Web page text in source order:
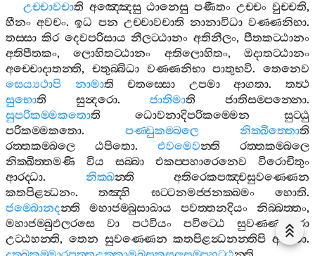
උච‍්චාවචාති අඤ‍්ඤෙසු ඨානෙසු පණීතං උච‍්චං වුච‍්චති,
හීනං අවචං.ඉධ පන උච‍්චාවචාති නානාවිධා වණ‍්ණනිභා.
තස‍්සා කිර දෙවපරිසාය නීලට‍්ඨානං අතිනීලං,පීතකට‍්ඨානං
අතිපීතකං,ලොහිතට‍්ඨානං අතිලොහිතං,ඔදාතට‍්ඨානං
අච‍්චොදාතන‍්ති, චතුබ‍්බිධා වණ‍්ණනිභා පාතුභවි. තෙනෙව
සෙය්‍යථාපි
නාමාති චතස‍්සො උපමා ආගතා.තත්‍ථ
සුභොති සුන්‍දරො. ජාතිමාති ජාතිසම‍්පන‍්නො.
සුපරිකම‍්මකතොති ධොවනාදිපරිකම‍්මෙන
සුට‍්ඨු
පරිකම‍්මකතො. පණ‍්ඩුකම‍්බලෙ නික‍්ඛිත‍්තොති
රත‍්තකම‍්බලෙ
ඨපිතො. එවමෙවන‍්ති
රත‍්තකම‍්බලෙ
නික‍්ඛිත‍්තමණි
විය සබ‍්බා එකප‍්පහාරෙනෙව
විරොචිතුං
ආරද‍්ධා. නික‍්ඛන‍්ති
අතිරෙකපඤ‍්චසුවණ‍්ණෙන
කතපිළන්‍ධනං.තඤ‍්හි ඝට‍්ටනමජ‍්ජනක‍්ඛමං හොති.
ජම‍්බොනදන‍්ති මහාජම‍්බුසාඛාය පවත‍්තනදියං නිබ‍්බත‍්තං,
මහාජම‍්බුඵලරසෙ
වා පථවියං පවිට‍්ඨෙ
සුවණ‍්ණඞ‍්කුරා
උට‍්ඨහන‍්ති, තෙන සුවණ‍්ණෙන කතපිළන්‍ධනන‍්තිපි අත්‍ථො.